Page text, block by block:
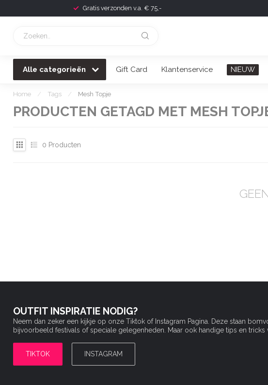
Gratis verzonden v.a. € 75,-
Alle categorieën Gift Card Klantenservice NIEUW
Home / Tags / Mesh Topje
PRODUCTEN GETAGD MET MESH
0 Producten
OUTFIT INSPIRATIE NODIG?
Neem dan zeker een kijkje op onze Tiktok of Instagram Pagina. Deze staan
bijvoorbeeld festivals of speciale gelegenheden. Maar ook handige tips en tricks
TIKTOK INSTAGRAM